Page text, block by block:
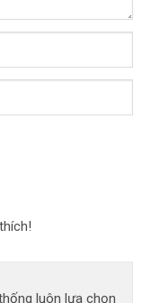
luôn lựa chọn